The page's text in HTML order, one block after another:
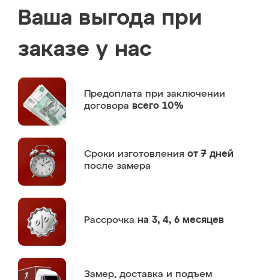
Ваша выгода при
заказе у нас
Предоплата при заключении
договора всего 10%
Сроки изготовления от 7 дней
после замера
Рассрочка на 3, 4, 6 месяцев
Замер, доставка и подъем